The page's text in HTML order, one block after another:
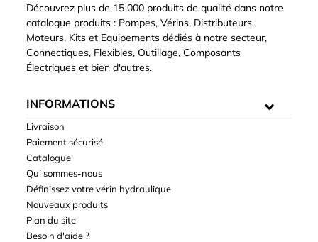
Découvrez plus de 15 000 produits de qualité dans notre
catalogue produits : Pompes, Vérins, Distributeurs,
Moteurs, Kits et Equipements dédiés à notre secteur,
Connectiques, Flexibles, Outillage, Composants
Électriques et bien d'autres.
INFORMATIONS
Livraison
Paiement sécurisé
Catalogue
Qui sommes-nous
Définissez votre vérin hydraulique
Nouveaux produits
Plan du site
Besoin d'aide ?